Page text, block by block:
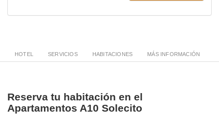
HOTEL SERVICIOS HABITACIONES MÁS INFORMACIÓN
Reserva tu habitación en el
Apartamentos A10 Solecito